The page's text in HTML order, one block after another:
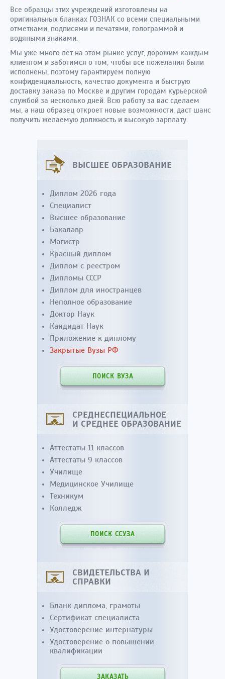
Все образцы этих учреждений изготовлены на
оригинальных бланках ГОЗНАК со всеми специальными
отметками, подписями и печатями, голограммой и
водяными знаками.
Мы уже много лет на этом рынке услуг, дорожим каждым
клиентом и заботимся о том, чтобы все пожелания были
исполнены, поэтому гарантируем полную
конфиденциальность, качество документа и быструю
доставку заказа по Москве и другим городам курьерской
службой за несколько дней. Всю работу за вас сделаем
мы, а наш образец откроет новые возможности, даст шанс
получить желаемую должность и высокую зарплату.
ВЫСШЕЕ ОБРАЗОВАНИЕ
Диплом 2026 года
Специалист
Высшее образование
Бакалавр
Магистр
Красный диплом
Диплом с реестром
Дипломы СССР
Диплом для иностранцев
Неполное образование
Доктор Наук
Кандидат Наук
Приложение к диплому
Закрытые Вузы РФ
ПОИСК ВУЗА
СРЕДНЕСПЕЦИАЛЬНОЕ
И СРЕДНЕЕ ОБРАЗОВАНИЕ
Аттестаты 11 классов
Аттестаты 9 классов
Училище
Медицинское Училище
Техникум
Колледж
ПОИСК ССУЗА
СВИДЕТЕЛЬСТВА И
СПРАВКИ
Бланк диплома, грамоты
Сертификат специалиста
Удостоверение интернатуры
Удостоверение о повышении
квалификации
ЗАКАЗАТЬ